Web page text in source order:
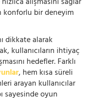
konforlu bir deneyim
dikkate alarak
kullanıcıların ihtiyaç
hedefler. Farklı
, hem kısa süreli
arayan kullanıcılar
sayesinde oyun